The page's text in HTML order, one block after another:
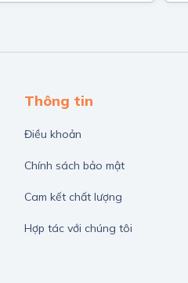
Thông tin
Điều khoản
Chính sách bảo mật
Cam kết chất lượng
Hợp tác với chúng tôi